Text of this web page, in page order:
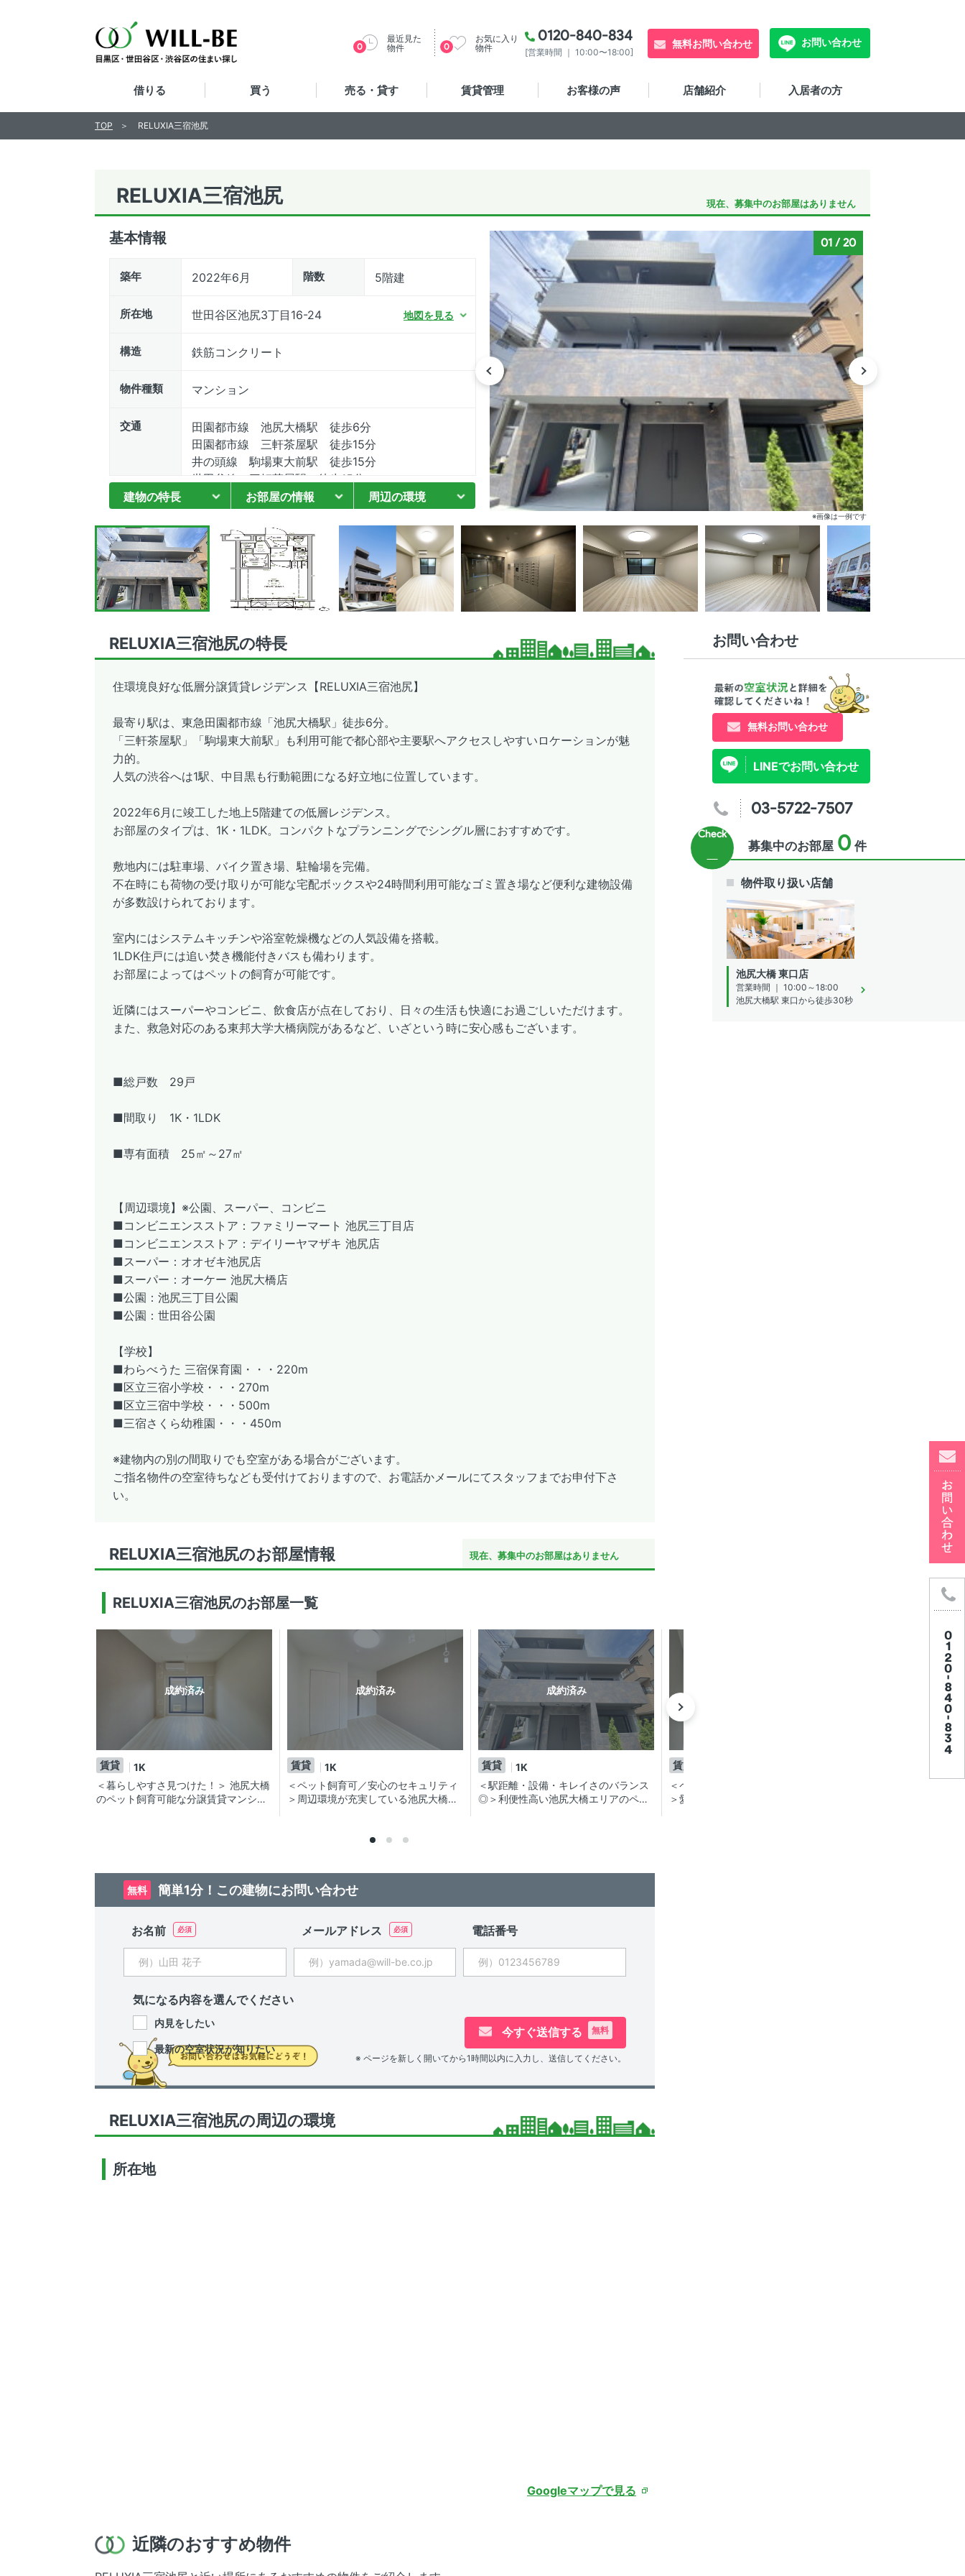
0120-840-834
[営業時間 ｜ 10:00〜18:00]
無料お問い合わせ お問い合わせ
最近見た
物件
0
お気に入り
物件
0
借りる 買う 売る・貸す 賃貸管理 お客様の声 店舗紹介 入居者の方
RELUXIA三宿池尻 現在、募集中のお部屋はありません
基本情報
築年 2022年6月 階数 5階建
所在地 世田谷区池尻3丁目16-24 地図を見る
構造 鉄筋コンクリート
物件種類 マンション
交通
田園都市線 池尻大橋駅 徒歩6分
田園都市線 三軒茶屋駅 徒歩15分
井の頭線 駒場東大前駅 徒歩15分
世田谷線 三軒茶屋駅 徒歩15分
建物の特長
お部屋の情報 周辺の環境
01 /20
※画像は一例です
RELUXIA三宿池尻の特長
住環境良好な低層分譲賃貸レジデンス【RELUXIA三宿池尻】
最寄り駅は、東急田園都市線「池尻大橋駅」徒歩6分。
「三軒茶屋駅」「駒場東大前駅」も利用可能で都心部や主要駅へアクセスしやすいロケーションが魅
力的。
人気の渋谷へは1駅、中目黒も行動範囲になる好立地に位置しています。
2022年6月に竣工した地上5階建ての低層レジデンス。
お部屋のタイプは、1K・1LDK。コンパクトなプランニングでシングル層におすすめです。
敷地内には駐車場、バイク置き場、駐輪場を完備。
不在時にも荷物の受け取りが可能な宅配ボックスや24時間利用可能なゴミ置き場など便利な建物設備
が多数設けられております。
室内にはシステムキッチンや浴室乾燥機などの人気設備を搭載。
1LDK住戸には追い焚き機能付きバスも備わります。
お部屋によってはペットの飼育が可能です。
近隣にはスーパーやコンビニ、飲食店が点在しており、日々の生活も快適にお過ごしいただけます。
また、救急対応のある東邦大学大橋病院があるなど、いざという時に安心感もございます。
■総戸数 29戸
■間取り 1K・1LDK
■専有面積 25㎡～27㎡
【周辺環境】※公園、スーパー、コンビニ
■コンビニエンスストア：ファミリーマート 池尻三丁目店
■コンビニエンスストア：デイリーヤマザキ 池尻店
■スーパー：オオゼキ池尻店
■スーパー：オーケー 池尻大橋店
■公園：池尻三丁目公園
■公園：世田谷公園
【学校】
■わらべうた 三宿保育園・・・220m
■区立三宿小学校・・・270m
■区立三宿中学校・・・500m
■三宿さくら幼稚園・・・450m
※建物内の別の間取りでも空室がある場合がございます。
ご指名物件の空室待ちなども受付けておりますので、お電話かメールにてスタッフまでお申付下さ
い。
RELUXIA三宿池尻のお部屋情報 現在、募集中のお部屋はありません
RELUXIA三宿池尻のお部屋一覧
成約済み
賃貸
1K
＜暮らしやすさ見つけた！＞ 池尻大橋
のペット飼育可能な分譲賃貸マンショ
成約済み
賃貸
1K
＜ペット飼育可／安心のセキュリティ
＞周辺環境が充実している池尻大橋エ
成約済み
賃貸
1K
＜駅距離・設備・キレイさのバランス
◎＞利便性高い池尻大橋エリアのペッ
賃貸
＜ペット飼育可／ルーフバルコニー付
＞愛するペットとルーフバルコニーで
成約済
無料 簡単1分！この建物にお問い合わせ
お名前 メールアドレス 電話番号
気になる内容を選んでください
内見をしたい
最新の空室状況が知りたい
今すぐ送信する 無料
※ ページを新しく開いてから1時間以内に入力し、送信してください。
RELUXIA三宿池尻の周辺の環境
所在地
Googleマップで見る
お問い合わせ
無料お問い合わせ
LINEでお問い合わせ
03-5722-7507
募集中のお部屋 0 件
物件取り扱い店舗
池尻大橋 東口店
営業時間 ｜ 10:00～18:00
池尻大橋駅 東口から徒歩30秒
近隣のおすすめ物件
TOP RELUXIA三宿池尻